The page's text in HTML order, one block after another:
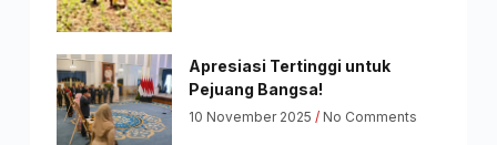
Apresiasi Tertinggi untuk
Pejuang Bangsa!
10 November 2025 No Comments